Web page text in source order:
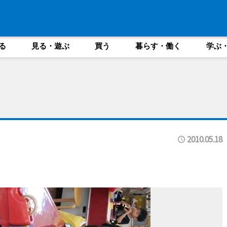
見る・遊ぶ 買う 暮らす・働く 学ぶ
2010.05.18